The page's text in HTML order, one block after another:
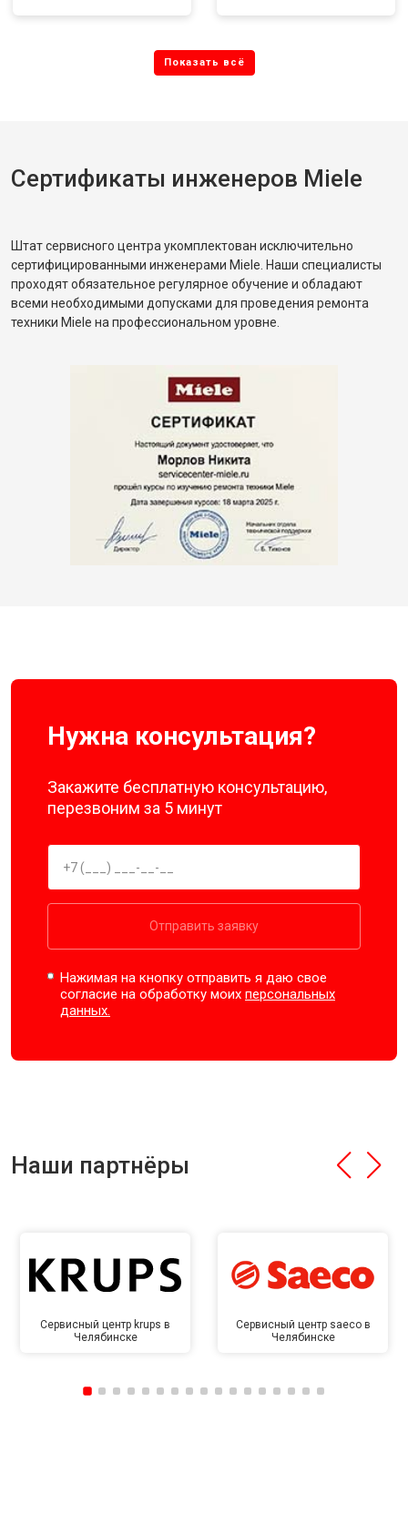
Сертификаты инженеров Miele
Штат сервисного центра укомплектован исключительно
сертифицированными инженерами Miele. Наши специалисты
проходят обязательное регулярное обучение и обладают
всеми необходимыми допусками для проведения ремонта
техники Miele на профессиональном уровне.
Нужна консультация?
Закажите бесплатную консультацию,
перезвоним за 5 минут
Отправить заявку
Нажимая на кнопку отправить я даю свое
согласие на обработку моихперсональных
данных.
Наши партнёры
Сервисный центр krups в
Челябинске
Сервисный центр saeco в
Челябинске